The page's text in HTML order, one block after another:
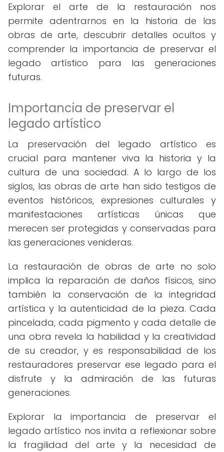
Explorar el arte de la restauración nos
permite adentrarnos en la historia de las
obras de arte, descubrir detalles ocultos y
comprender la importancia de preservar el
legado artístico para las generaciones
futuras.
Importancia de preservar el
legado artístico
La preservación del legado artístico es
crucial para mantener viva la historia y la
cultura de una sociedad. A lo largo de los
siglos, las obras de arte han sido testigos de
eventos históricos, expresiones culturales y
manifestaciones artísticas únicas que
merecen ser protegidas y conservadas para
las generaciones venideras.
La restauración de obras de arte no solo
implica la reparación de daños físicos, sino
también la conservación de la integridad
artística y la autenticidad de la pieza. Cada
pincelada, cada pigmento y cada detalle de
una obra revela la habilidad y la creatividad
de su creador, y es responsabilidad de los
restauradores preservar ese legado para el
disfrute y la admiración de las futuras
generaciones.
Explorar la importancia de preservar el
legado artístico nos invita a reflexionar sobre
la fragilidad del arte y la necesidad de